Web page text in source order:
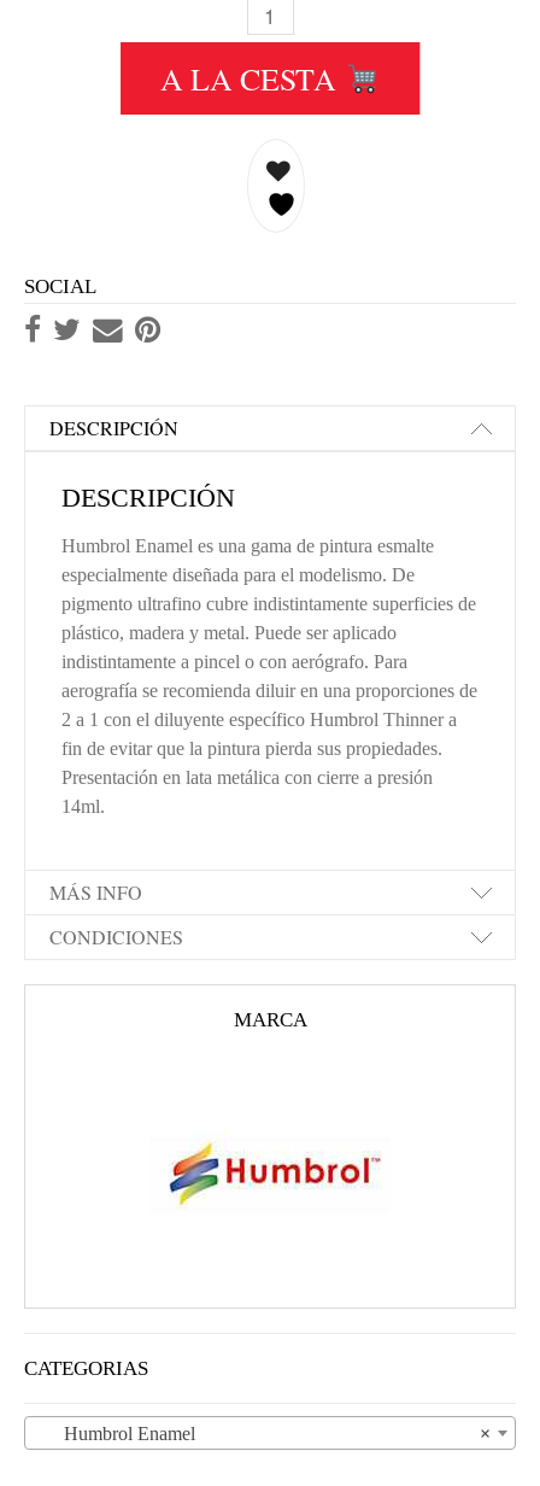
HU157 MATT AZURE BLUE -AZUL
A LA CESTA
SOCIAL
DESCRIPCIÓN
DESCRIPCIÓN
Humbrol Enamel es una gama de pintura esmalte
especialmente diseñada para el modelismo. De
pigmento ultrafino cubre indistintamente superficies de
plástico, madera y metal. Puede ser aplicado
indistintamente a pincel o con aerógrafo. Para
aerografía se recomienda diluir en una proporciones de
2 a 1 con el diluyente específico Humbrol Thinner a
fin de evitar que la pintura pierda sus propiedades.
Presentación en lata metálica con cierre a presión
14ml.
MÁS INFO
CONDICIONES
MARCA
CATEGORIAS
×
Humbrol Enamel